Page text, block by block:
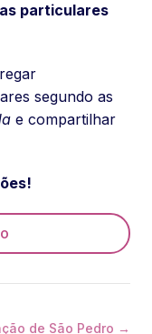
particulares
segundo as
e compartilhar
de São Pedro →